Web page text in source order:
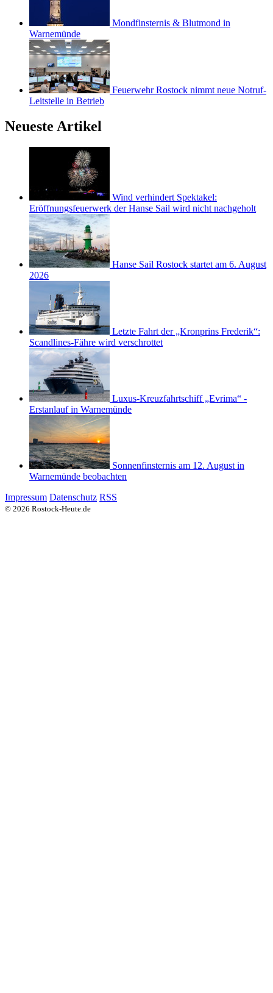
Mondfinsternis & Blutmond in
Warnemünde
Feuerwehr Rostock nimmt neue Notruf-
Leitstelle in Betrieb
Neueste Artikel
Wind verhindert Spektakel:
Eröffnungsfeuerwerk der Hanse Sail wird nicht nachgeholt
Hanse Sail Rostock startet am 6. August
2026
Letzte Fahrt der „Kronprins Frederik“:
Scandlines-Fähre wird verschrottet
Luxus-Kreuzfahrtschiff „Evrima“ -
Erstanlauf in Warnemünde
Sonnenfinsternis am 12. August in
Warnemünde beobachten
Impressum Datenschutz RSS
© 2026 Rostock-Heute.de